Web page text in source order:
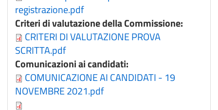
registrazione.pdf
Criteri di valutazione della Commissione:
CRITERI DI VALUTAZIONE PROVA
SCRITTA.pdf
Comunicazioni ai candidati:
COMUNICAZIONE AI CANDIDATI - 19
NOVEMBRE 2021.pdf